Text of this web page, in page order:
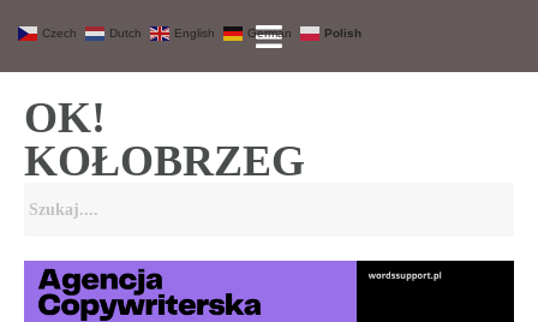
OK!
KOŁOBRZEG
Czech Dutch English German Polish